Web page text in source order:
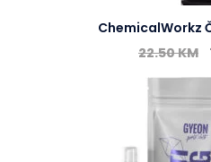
ChemicalWorkz
22.50KM